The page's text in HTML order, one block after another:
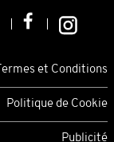
Termes et Conditions
Politique de Cookie
Publicité